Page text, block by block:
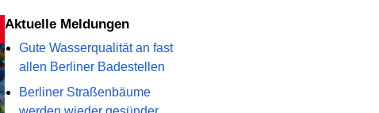
Aktuelle Meldungen
Gute Wasserqualität an fast
allen Berliner Badestellen
Berliner Straßenbäume